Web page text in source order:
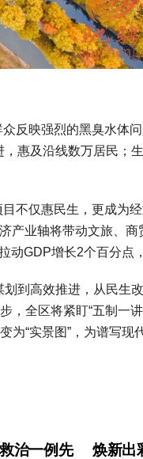
反映强烈的黑臭水体
惠及沿线数万居民；
不仅惠民生，更成为
业轴将带动文旅、商
GDP增长2个百分点
到高效推进，从民生
，全区将紧盯“五制一
为“实景图”，为谱写现
焕新出
治一例先